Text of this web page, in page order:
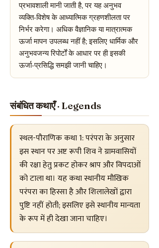
प्रभावशाली मानी जाती है, पर यह अनुभव
व्यक्ति-विशेष के आध्यात्मिक ग्रहणशीलता पर
निर्भर करेगा। अधिक वैज्ञानिक या मात्रात्मक
ऊर्जा मापन उपलब्ध नहीं है; इसलिए धार्मिक और
अनुभवजन्य रिपोर्टों के आधार पर ही इसकी
ऊर्जा-प्रसिद्धि समझी जानी चाहिए।
संबंधित कथाएँ · Legends
स्थल-पौराणिक कथा 1: परंपरा के अनुसार
इस स्थान पर अष्ट रूपी शिव ने ग्रामवासियों
की रक्षा हेतु प्रकट होकर श्राप और विपदाओं
को टाला था। यह कथा स्थानीय मौखिक
परंपरा का हिस्सा है और शिलालेखों द्वारा
पुष्टि नहीं होती; इसलिए इसे स्थानीय मान्यता
के रूप में ही देखा जाना चाहिए।